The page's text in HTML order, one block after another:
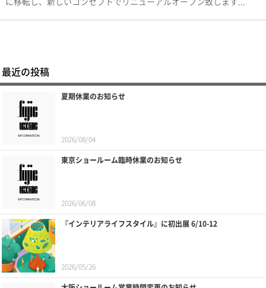
に移転し、新しいコンセプトでリニューアルオープン致します...
最近の投稿
夏期休業のお知らせ
2026/08/04
東京ショールーム臨時休業のお知らせ
2026/06/08
『インテリアライフスタイル』に初出展 6/10-12
2026/05/26